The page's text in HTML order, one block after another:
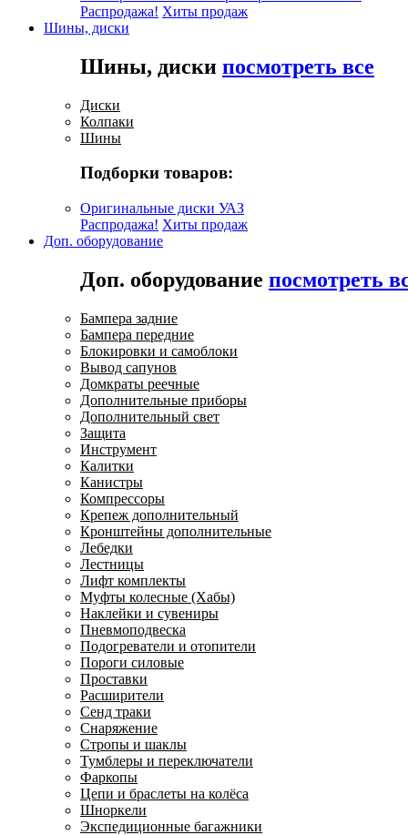
Распродажа! Хиты продаж
Шины, диски
Шины, диски посмотреть все
Диски
Колпаки
Шины
Подборки товаров:
Оригинальные диски УАЗ
Распродажа! Хиты продаж
Доп. оборудование
Доп. оборудование посмотреть
Бампера задние
Бампера передние
Блокировки и самоблоки
Вывод сапунов
Домкраты реечные
Дополнительные приборы
Дополнительный свет
Защита
Инструмент
Калитки
Канистры
Компрессоры
Крепеж дополнительный
Кронштейны дополнительные
Лебедки
Лестницы
Лифт комплекты
Муфты колесные (Хабы)
Наклейки и сувениры
Пневмоподвеска
Подогреватели и отопители
Пороги силовые
Проставки
Расширители
Сенд траки
Снаряжение
Стропы и шаклы
Тумблеры и переключатели
Фаркопы
Цепи и браслеты на колёса
Шноркели
Экспедиционные багажники